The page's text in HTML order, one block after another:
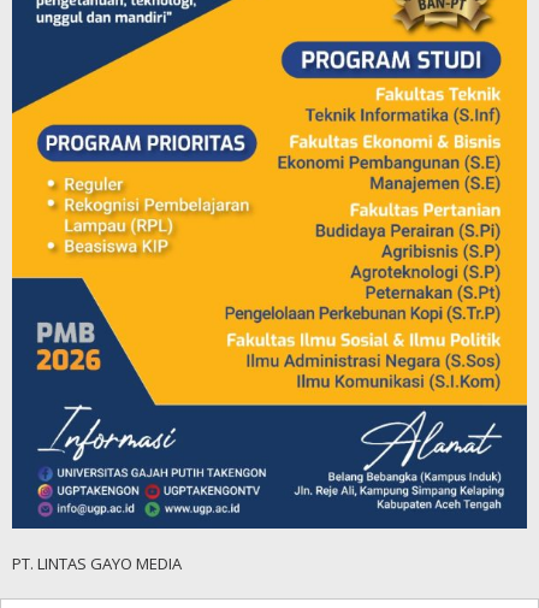
PT. LINTAS GAYO MEDIA